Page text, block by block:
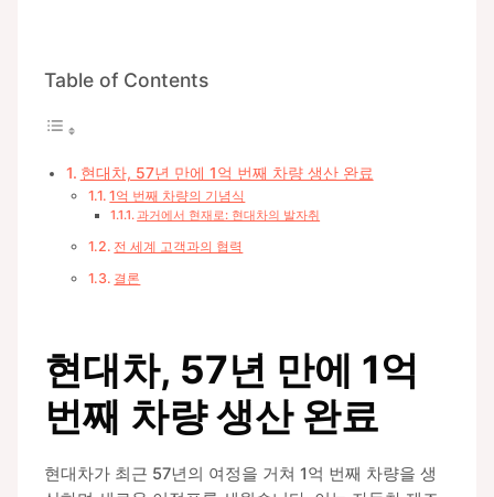
Table of Contents
현대차, 57년 만에 1억 번째 차량 생산 완료
1억 번째 차량의 기념식
과거에서 현재로: 현대차의 발자취
전 세계 고객과의 협력
결론
현대차, 57년 만에 1억
번째 차량 생산 완료
현대차가 최근 57년의 여정을 거쳐 1억 번째 차량을 생